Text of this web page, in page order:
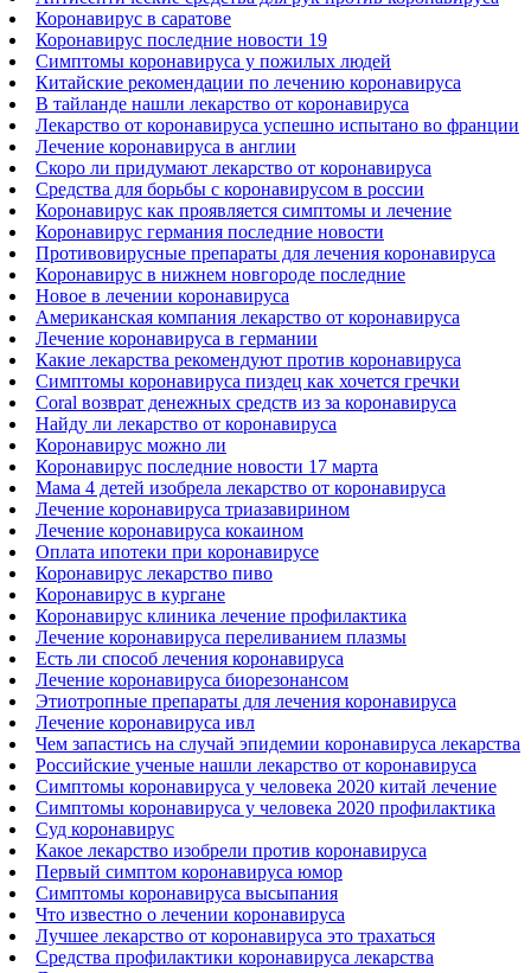
Коронавирус в саратове
Коронавирус последние новости 19
Симптомы коронавируса у пожилых людей
Китайские рекомендации по лечению коронавируса
В тайланде нашли лекарство от коронавируса
Лекарство от коронавируса успешно испытано во франции
Лечение коронавируса в англии
Скоро ли придумают лекарство от коронавируса
Средства для борьбы с коронавирусом в россии
Коронавирус как проявляется симптомы и лечение
Коронавирус германия последние новости
Противовирусные препараты для лечения коронавируса
Коронавирус в нижнем новгороде последние
Новое в лечении коронавируса
Американская компания лекарство от коронавируса
Лечение коронавируса в германии
Какие лекарства рекомендуют против коронавируса
Симптомы коронавируса пиздец как хочется гречки
Coral возврат денежных средств из за коронавируса
Найду ли лекарство от коронавируса
Коронавирус можно ли
Коронавирус последние новости 17 марта
Мама 4 детей изобрела лекарство от коронавируса
Лечение коронавируса триазавирином
Лечение коронавируса кокаином
Оплата ипотеки при коронавирусе
Коронавирус лекарство пиво
Коронавирус в кургане
Коронавирус клиника лечение профилактика
Лечение коронавируса переливанием плазмы
Есть ли способ лечения коронавируса
Лечение коронавируса биорезонансом
Этиотропные препараты для лечения коронавируса
Лечение коронавируса ивл
Чем запастись на случай эпидемии коронавируса лекарства
Российские ученые нашли лекарство от коронавируса
Симптомы коронавируса у человека 2020 китай лечение
Симптомы коронавируса у человека 2020 профилактика
Суд коронавирус
Какое лекарство изобрели против коронавируса
Первый симптом коронавируса юмор
Симптомы коронавируса высыпания
Что известно о лечении коронавируса
Лучшее лекарство от коронавируса это трахаться
Средства профилактики коронавируса лекарства